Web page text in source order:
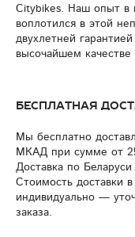
Citybikes. Наш опыт в
воплотился в этой
двухлетней
высочайшем
Бесплатная
Мы бесплатно
МКАД при сумме от
Доставка по
Стоимость доставки
индивидуально —
заказа.